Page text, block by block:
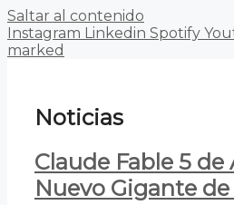
Saltar al contenido
Instagram Linkedin Spotify
marked
Noticias
Claude Fable 5 de
Nuevo Gigante